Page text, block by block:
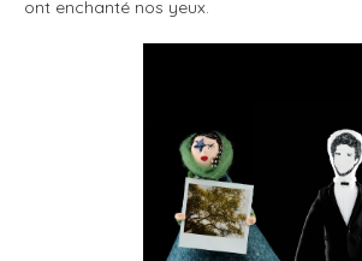
ont enchanté nos yeux.